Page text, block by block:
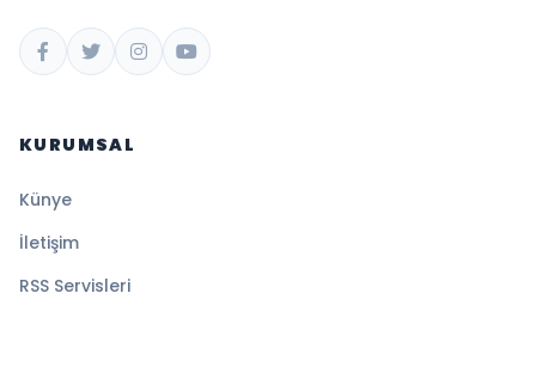
KURUMSAL
Künye
İletişim
RSS Servisleri